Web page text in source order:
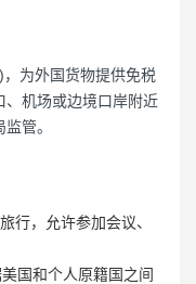
为外国货物提供免税
、机场或边境口岸附近
管。
行，允许参加会议、
国和个人原籍国之间